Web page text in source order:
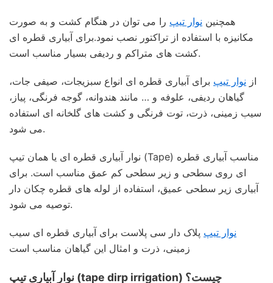
همچنین نوار تیپ را می توان در هنگام کشت و به صورت
مکانیزه با استفاده از تراکتور نصب نمود.برای آبیاری قطره ای
کشت های متراکم و ردیفی بسیار مناسب است.
از نوار تیپ برای آبیاری قطره ای انواع سبزیجات، صیفی جات،
گیاهان ردیفی، علوفه و … مانند هندوانه، گوجه فرنگی، پیاز،
سیب زمینی، ذرت، توت فرنگی و کشت های گلخانه ای استفاده
می شود.
نوار آبیاری قطره ای یا همان تیپ (Tape) مناسب آبیاری قطره
ای روی سطحی و زیر سطحی کم عمق مناسب است. برای
آبیاری زیر سطحی عمیق، استفاده از لوله های قطره چکان دار
توصیه می شود.
نوار تیپ پلاک دار سی پلاست برای آبیاری قطره ای سیب
زمینی، ذرت و امثال این گیاهان مناسب است
نوار آبیاری تیپ (tape dirp irrigation) چیست؟